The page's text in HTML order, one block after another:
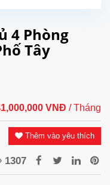
4 Phòng
Tây
VNĐ / Tháng
Thêm vào yêu thích
1307